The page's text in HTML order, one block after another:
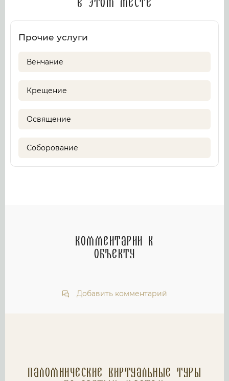
в этом месте
Прочие услуги
Венчание
Крещение
Освящение
Соборование
Комментарии к
объекту
Добавить комментарий
Паломнические Виртуальные туры